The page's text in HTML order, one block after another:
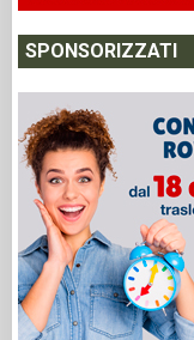
SPONSORIZZATI